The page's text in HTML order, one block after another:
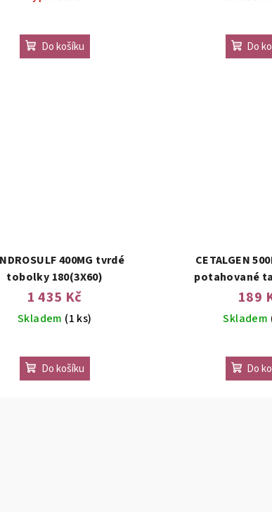
Do košíku Do
400MG tvrdé
tobolky 180(3X60)
1 435 Kč
Skladem (1 ks)
Do košíku
CETALGEN
potahované
189
Skladem
Do